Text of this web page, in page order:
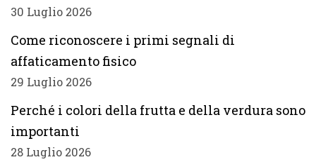
30 Luglio 2026
Come riconoscere i primi segnali di
affaticamento fisico
29 Luglio 2026
Perché i colori della frutta e della verdura sono
importanti
28 Luglio 2026